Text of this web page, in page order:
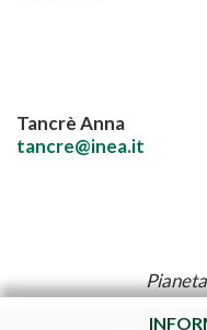
Tancrè Anna
tancre@inea.it